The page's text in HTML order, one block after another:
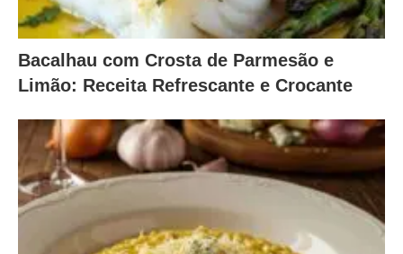
Bacalhau com Crosta de Parmesão e
Limão: Receita Refrescante e Crocante